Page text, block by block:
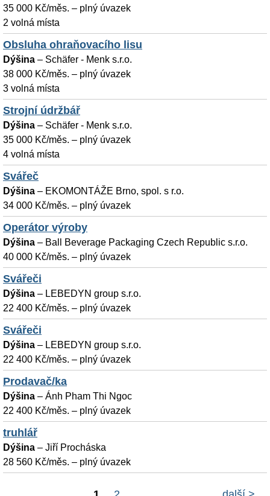
35 000 Kč/měs. – plný úvazek
2 volná místa
Obsluha ohraňovacího lisu
Dýšina – Schäfer - Menk s.r.o.
38 000 Kč/měs. – plný úvazek
3 volná místa
Strojní údržbář
Dýšina – Schäfer - Menk s.r.o.
35 000 Kč/měs. – plný úvazek
4 volná místa
Svářeč
Dýšina – EKOMONTÁŽE Brno, spol. s r.o.
34 000 Kč/měs. – plný úvazek
Operátor výroby
Dýšina – Ball Beverage Packaging Czech Republic s.r.o.
40 000 Kč/měs. – plný úvazek
Svářeči
Dýšina – LEBEDYN group s.r.o.
22 400 Kč/měs. – plný úvazek
Svářeči
Dýšina – LEBEDYN group s.r.o.
22 400 Kč/měs. – plný úvazek
Prodavač/ka
Dýšina – Ánh Pham Thi Ngoc
22 400 Kč/měs. – plný úvazek
truhlář
Dýšina – Jiří Procháska
28 560 Kč/měs. – plný úvazek